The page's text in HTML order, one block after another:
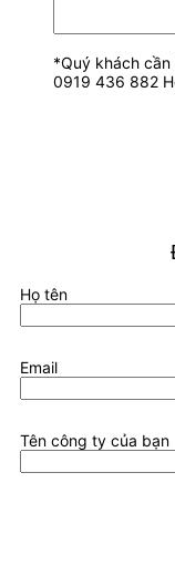
*Quý khách cần
0919 436 882
Họ tên
Email
Tên công ty của bạn